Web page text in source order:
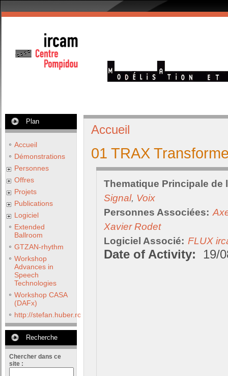
Plan
Accueil
Démonstrations
Personnes
Offres
Projets
Publications
Logiciel
Extended
Ballroom
GTZAN-rhythm
Workshop
Advances in
Speech
Technologies
Workshop CASA
(DAFx)
http://stefan.huber.rocks/phd/tests/VoCoX2F/
Recherche
Chercher dans ce
site :
Accueil
01 TRAX
Thematique Principale de
Signal, Voix
Personnes Associées:
Xavier Rodet
Logiciel Associé: FLUX
Date of Activity: 19/